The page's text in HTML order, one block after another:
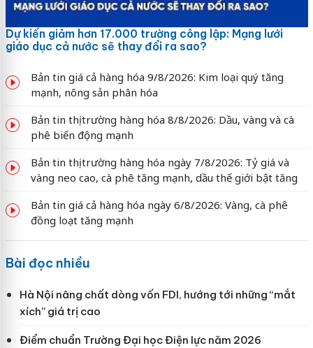
Dự kiến giảm hơn 17.000 trường công lập: Mạng lưới
giáo dục cả nước sẽ thay đổi ra sao?
Bản tin giá cả hàng hóa 9/8/2026: Kim loại quý tăng
mạnh, nông sản phân hóa
Bản tin thị trường hàng hóa 8/8/2026: Dầu, vàng và cà
phê biến động mạnh
Bản tin thị trường hàng hóa ngày 7/8/2026: Tỷ giá và
vàng neo cao, cà phê tăng mạnh, dầu thế giới bật tăng
Bản tin giá cả hàng hóa ngày 6/8/2026: Vàng, cà phê
đồng loạt tăng mạnh
Bài đọc nhiều
Hà Nội nâng chất dòng vốn FDI, hướng tới những “mắt
xích” giá trị cao
Điểm chuẩn Trường Đại học Điện lực năm 2026